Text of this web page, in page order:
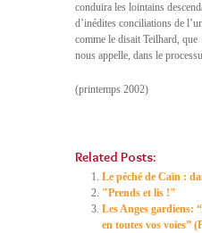
conduira les lointains
d’inédites conciliations de
comme le disait Teilhard, que
nous appelle, dans le
(printemps 2002)
Related Posts:
Le péché de Caïn :
"Prends et lis !"
Les Anges gardiens:
en toutes vos voies”